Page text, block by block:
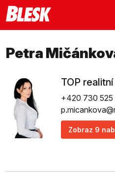
Petra
TOP
+420 730 525
Zobraz 9